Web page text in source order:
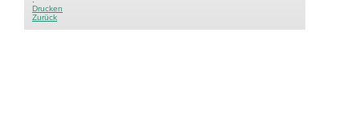
Drucken
Zurück